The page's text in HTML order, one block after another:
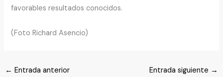
favorables resultados conocidos.
(Foto Richard Asencio)
← Entrada anterior Entrada siguiente →